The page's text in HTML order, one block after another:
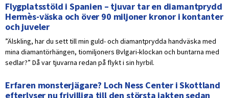
Flygplatsstöld i Spanien – tjuvar tar en diamantprydd
Hermès-väska och över 90 miljoner kronor i kontanter
och juveler
”Älskling, har du sett till min guld- och diamantprydda handväska med
mina diamantörhängen, tiomiljoners Bvlgari-klockan och buntarna med
sedlar?” Då var tjuvarna redan på flykt i sin hyrbil.
Erfaren monsterjägare? Loch Ness Center i Skottland
efterlyser nu frivilliga till den största jakten sedan